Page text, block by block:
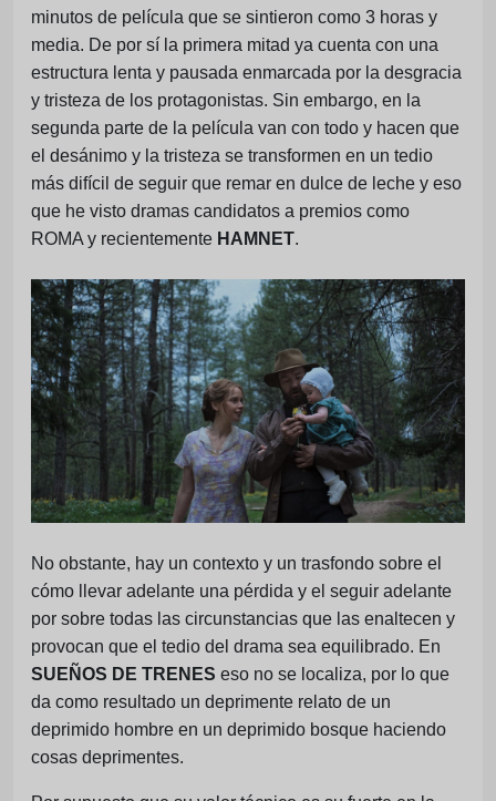
minutos de película que se sintieron como 3 horas y
media. De por sí la primera mitad ya cuenta con una
estructura lenta y pausada enmarcada por la desgracia
y tristeza de los protagonistas. Sin embargo, en la
segunda parte de la película van con todo y hacen que
el desánimo y la tristeza se transformen en un tedio
más difícil de seguir que remar en dulce de leche y eso
que he visto dramas candidatos a premios como
ROMA y recientemente HAMNET.
No obstante, hay un contexto y un trasfondo sobre el
cómo llevar adelante una pérdida y el seguir adelante
por sobre todas las circunstancias que las enaltecen y
provocan que el tedio del drama sea equilibrado. En
SUEÑOS DE TRENES eso no se localiza, por lo que
da como resultado un deprimente relato de un
deprimido hombre en un deprimido bosque haciendo
cosas deprimentes.